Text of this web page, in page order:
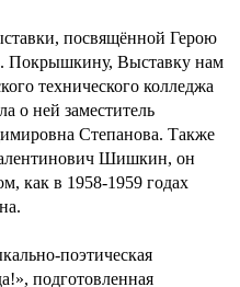
посвящённой Герою
Покрышкину, Выставку нам
технического колледжа
о ней заместитель
Степанова. Также
Шишкин, он
как в 1958-1959 годах
поэтическая
подготовленная